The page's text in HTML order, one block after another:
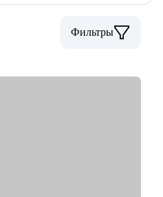
Фильтры